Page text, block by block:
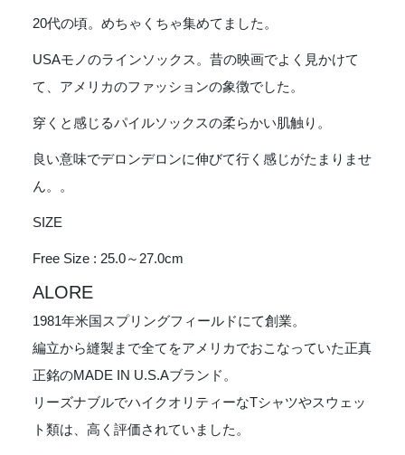
PINK20代の頃。めちゃくちゃ集めてました。
USAモノのラインソックス。昔の映画でよく見かけて
て、アメリカのファッションの象徴でした。
穿くと感じるパイルソックスの柔らかい肌触り。
良い意味でデロンデロンに伸びて行く感じがたまりませ
ん。。
SIZE
Free Size : 25.0～27.0cm
ALORE
1981年米国スプリングフィールドにて創業。
編立から縫製まで全てをアメリカでおこなっていた正真
正銘のMADE IN U.S.Aブランド。
リーズナブルでハイクオリティーなTシャツやスウェッ
ト類は、高く評価されていました。